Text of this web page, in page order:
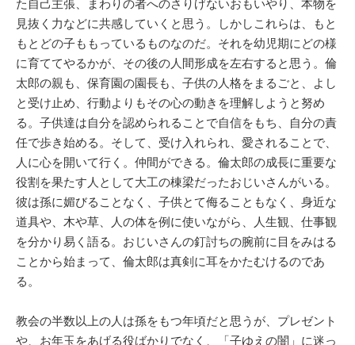
た自己主張、まわりの者へのさりげないおもいやり、本物を
見抜く力などに共感していくと思う。しかしこれらは、もと
もとどの子ももっているものなのだ。それを幼児期にどの様
に育ててやるかが、その後の人間形成を左右すると思う。倫
太郎の親も、保育園の園長も、子供の人格をまるごと、よし
と受け止め、行動よりもその心の動きを理解しようと努め
る。子供達は自分を認められることで自信をもち、自分の責
任で歩き始める。そして、受け入れられ、愛されることで、
人に心を開いて行く。仲間ができる。倫太郎の成長に重要な
役割を果たす人として大工の棟梁だったおじいさんがいる。
彼は孫に媚びることなく、子供とて侮ることもなく、身近な
道具や、木や草、人の体を例に使いながら、人生観、仕事観
を分かり易く語る。おじいさんの釘討ちの腕前に目をみはる
ことから始まって、倫太郎は真剣に耳をかたむけるのであ
る。
教会の半数以上の人は孫をもつ年頃だと思うが、プレゼント
や、お年玉をあげる役ばかりでなく、「子ゆえの闇」に迷っ